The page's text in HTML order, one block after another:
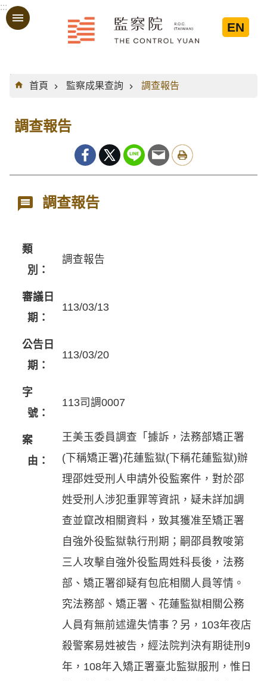
跳到主要內容區塊
:::
EN
:::
首頁
監察成果查詢 調查報告
調查報告
調查報告
類
別：
調查報告
審議日
期：
113/03/13
公告日
期：
113/03/20
字
號：
113司調0007
案
由：
王美玉委員調查「據訴，法務部矯正署
(下稱矯正署)花蓮監獄(下稱花蓮監獄)辦
理邵姓受刑人申請外役監案件，對於邵
姓受刑人涉犯重罪等資訊，疑未詳加調
查並竄改相關資料，致其獲准至矯正署
自強外役監獄執行刑期；嗣邵員教唆第
三人攻擊自強外役監周姓科長後，法務
部、矯正署卻疑有包庇相關人員等情。
究法務部、矯正署、花蓮監獄相關公務
人員有無前述違失情事？另，103年夜店
殺警案易姓被告，經法院判決有期徒刑9
年，108年入矯正署臺北監獄服刑，惟日